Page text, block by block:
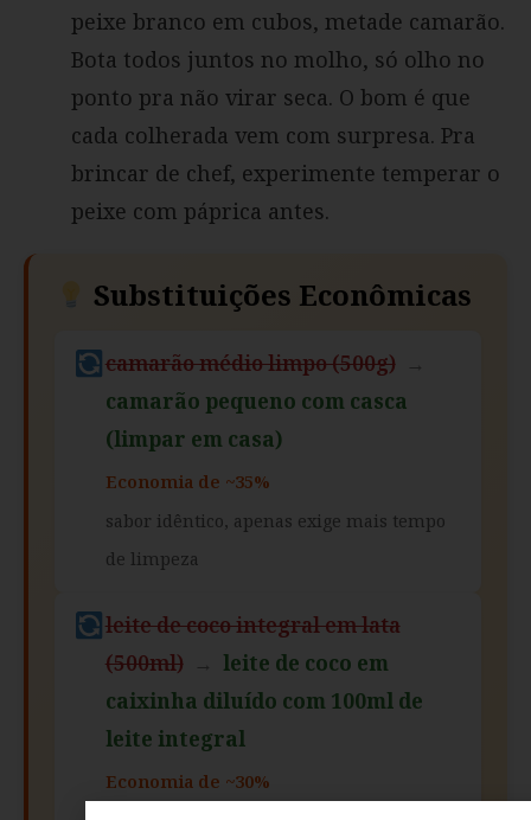
peixe branco em cubos, metade camarão.
Bota todos juntos no molho, só olho no
ponto pra não virar seca. O bom é que
cada colherada vem com surpresa. Pra
brincar de chef, experimente temperar o
peixe com páprica antes.
Substituições Econômicas
camarão médio limpo (500g) →
camarão pequeno com casca
(limpar em casa)
Economia de ~35%
sabor idêntico, apenas exige mais tempo
de limpeza
leite de coco integral em lata
(500ml) → leite de coco em
caixinha diluído com 100ml de
leite integral
Economia de ~30%